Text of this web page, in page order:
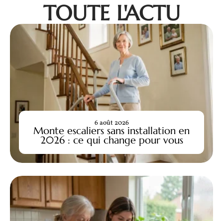
TOUTE L'ACTU
Monte escaliers sans installation en
2026 : ce qui change pour vous
6 août 2026